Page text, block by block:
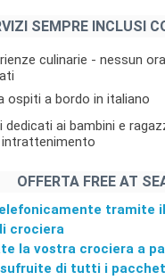
SEMPRE INCLUSI
culinarie - nessun
ospiti a bordo in italiano
dedicati ai bambini e
OFFERTA FREE AT
tramite
crociera
la vostra crociera a
di tutti i